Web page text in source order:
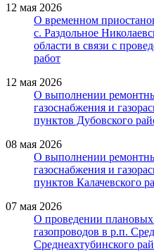
12 мая 2026
О временном
с. Раздольное
области в связи с
работ
12 мая 2026
О выполнении
газоснабжения и
пунктов Дубовского
08 мая 2026
О выполнении
газоснабжения и
пунктов Калачевского
07 мая 2026
О проведении плановых
газопроводов в р.п.
Среднеахтубинского